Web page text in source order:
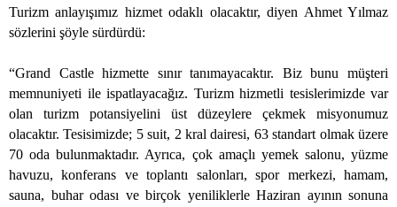
Turizm anlayışımız hizmet odaklı olacaktır, diyen Ahmet Yılmaz
sözlerini şöyle sürdürdü:
“Grand Castle hizmette sınır tanımayacaktır. Biz bunu müşteri
memnuniyeti ile ispatlayacağız. Turizm hizmetli tesislerimizde var
olan turizm potansiyelini üst düzeylere çekmek misyonumuz
olacaktır. Tesisimizde; 5 suit, 2 kral dairesi, 63 standart olmak üzere
70 oda bulunmaktadır. Ayrıca, çok amaçlı yemek salonu, yüzme
havuzu, konferans ve toplantı salonları, spor merkezi, hamam,
sauna, buhar odası ve birçok yeniliklerle Haziran ayının sonuna